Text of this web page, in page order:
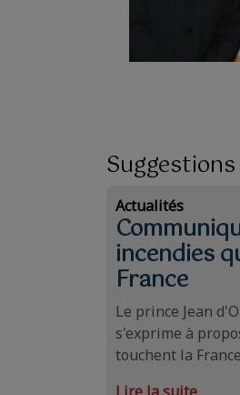
Suggestions
Actualités
incendies
France
Le prince Jean
s'exprime à
touchent la